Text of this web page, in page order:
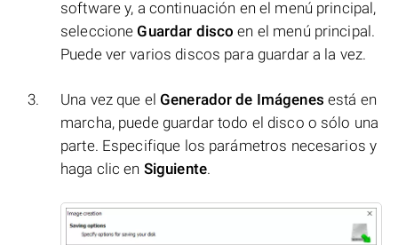
software y, a continuación en el menú principal,
seleccioneGuardar disco en el menú principal.
Puede ver varios discos para guardar a la vez.
Una vez que el Generador de Imágenes está en
marcha, puede guardar todo el disco o sólo una
parte. Especifique los parámetros necesarios y
haga clic en Siguiente.